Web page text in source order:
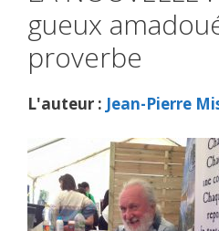
gueux
proverbe
L'auteur : Jean-Pierre